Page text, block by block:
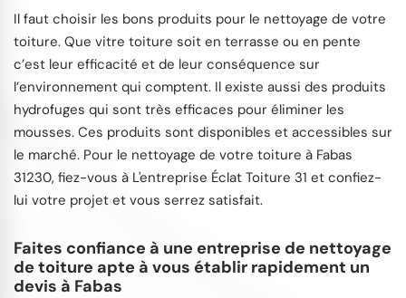
Il faut choisir les bons produits pour le nettoyage de votre
toiture. Que vitre toiture soit en terrasse ou en pente
c’est leur efficacité et de leur conséquence sur
l’environnement qui comptent. Il existe aussi des produits
hydrofuges qui sont très efficaces pour éliminer les
mousses. Ces produits sont disponibles et accessibles sur
le marché. Pour le nettoyage de votre toiture à Fabas
31230, fiez-vous à L'entreprise Éclat Toiture 31 et confiez-
lui votre projet et vous serrez satisfait.
Faites confiance à une entreprise de nettoyage
de toiture apte à vous établir rapidement un
devis à Fabas